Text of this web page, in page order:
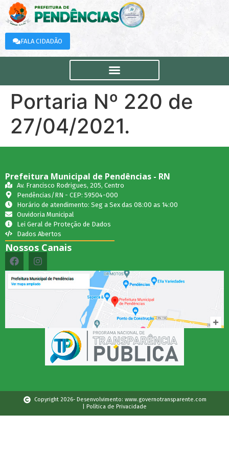
FALA CIDADÃO
Portaria Nº 220 de
27/04/2021.
Prefeitura Municipal de Pendências - RN
Av. Francisco Rodrigues, 205, Centro
Pendências/RN - CEP: 59504-000
Horário de atendimento: Seg a Sex das 08:00 as 14:00
Ouvidoria Municipal
Lei Geral de Proteção de Dados
Dados Abertos
Nossos Canais
Copyright 2026- Desenvolvimento: www.governotransparente.com
| Política de Privacidade